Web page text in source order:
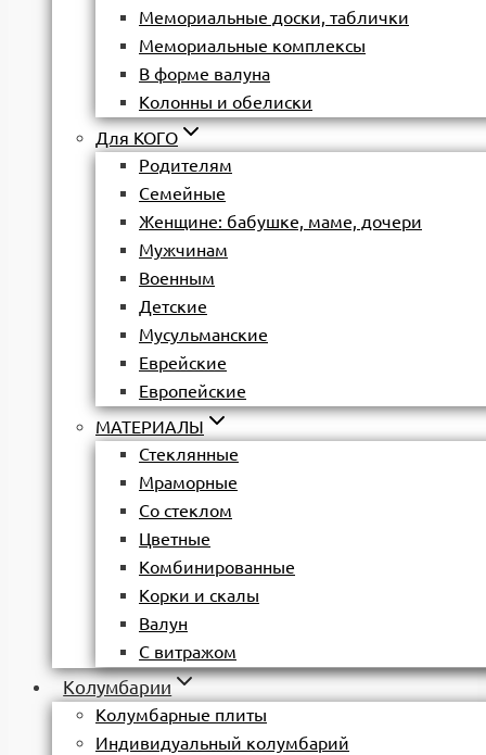
Мемориальные доски, таблички
Мемориальные комплексы
В форме валуна
Колонны и обелиски
Для КОГО
Родителям
Семейные
Женщине: бабушке, маме, дочери
Мужчинам
Военным
Детские
Мусульманские
Еврейские
Европейские
МАТЕРИАЛЫ
Стеклянные
Мраморные
Со стеклом
Цветные
Комбинированные
Корки и скалы
Валун
С витражом
Колумбарии
Колумбарные плиты
Индивидуальный колумбарий